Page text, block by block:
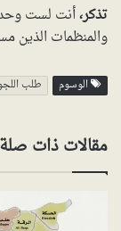
تذكر،أنت لست
والمنظمات الذين
الوسوم طلب
مقالات ذات صلة